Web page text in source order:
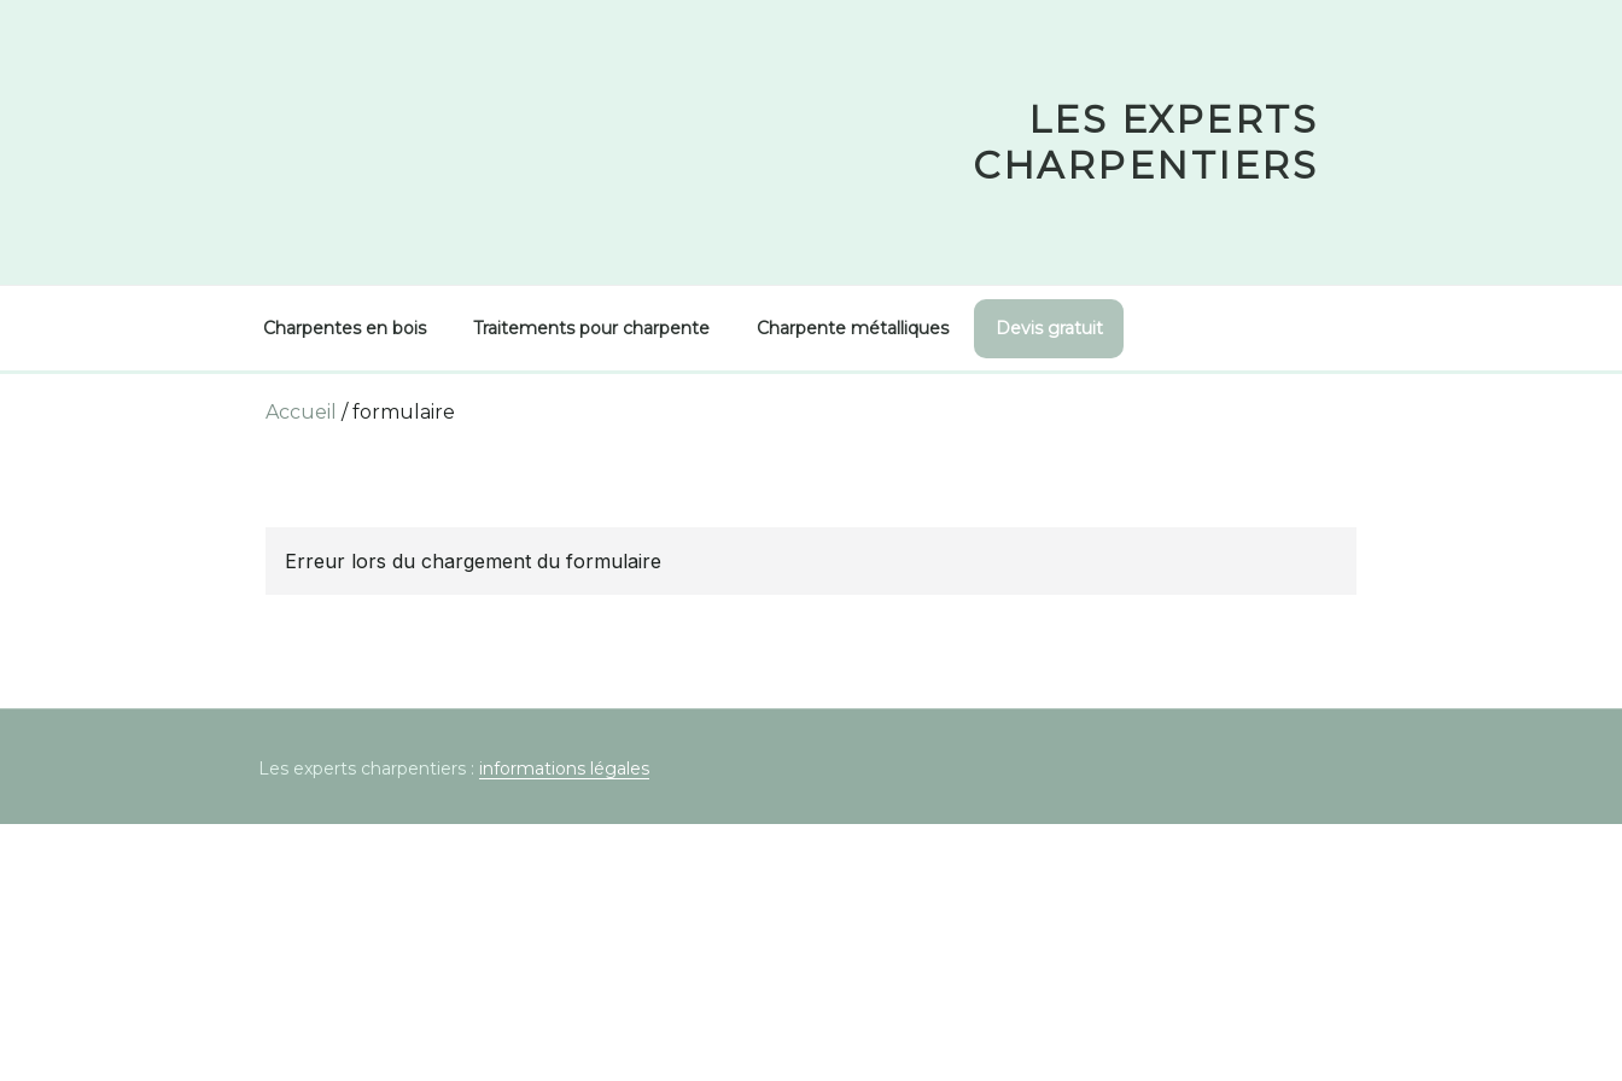
LES EXPERTS
CHARPENTIERS
Charpentes en bois Traitements pour charpente Charpente métalliques Devis gratuit
Accueil /formulaire
Erreur lors du chargement du formulaire
Les experts charpentiers : informations légales